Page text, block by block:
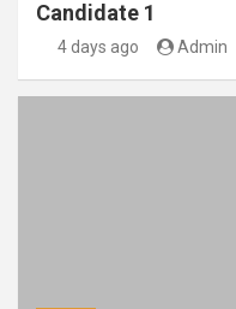
Candidate 1
4 days ago Admin